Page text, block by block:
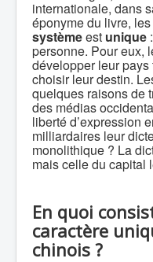
internationale, dans
éponyme du livre,
systèmeest unique
personne. Pour eux,
développer leur
choisir leur destin.
quelques raisons de
des médias
liberté d’expression
milliardaires leur
monolithique ? La
mais celle du
En quoi
caractère
chinois ?